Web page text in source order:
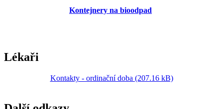
Kontejnery na bioodpad
Lékaři
Kontakty - ordinační doba (207.16 kB)